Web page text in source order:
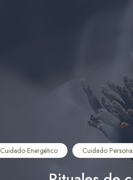
Cuidado Energético Cuidado Personal